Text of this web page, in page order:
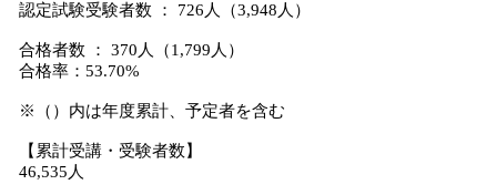
認定試験受験者数 ： 726人（3,948人）
合格者数 ： 370人（1,799人）
合格率：53.70%
※（）内は年度累計、予定者を含む
【累計受講・受験者数】
46,535人